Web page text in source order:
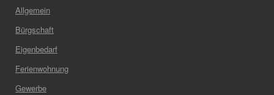
Allgemein
Bürgschaft
Eigenbedarf
Ferienwohnung
Gewerbe